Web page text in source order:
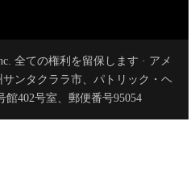
全ての権利を留保します · アメ
ンタクララ市、パトリック・ヘ
館402号室、郵便番号95054